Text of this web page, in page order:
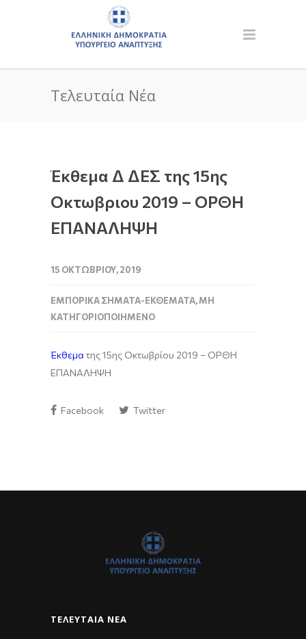
Τελευταία Νέα
Έκθεμα Δ ΔΕΣ της 15ης
Οκτωβριου 2019 – ΟΡΘΗ
ΕΠΑΝΑΛΗΨΗ
15 ΟΚΤΩΒΡΊΟΥ, 2019
ΕΜΠΟΡΙΚΆ ΣΉΜΑΤΑ-ΕΚΘΈΜΑΤΑ,ΜΗ
ΚΑΤΗΓΟΡΙΟΠΟΙΗΜΈΝΟ
Έκθεμα της 15ης Οκτωβρίου 2019 – ΟΡΘΗ
ΕΠΑΝΑΛΗΨΗ
Facebook Twitter
ΤΕΛΕΥΤΑΊΑ ΝΈΑ